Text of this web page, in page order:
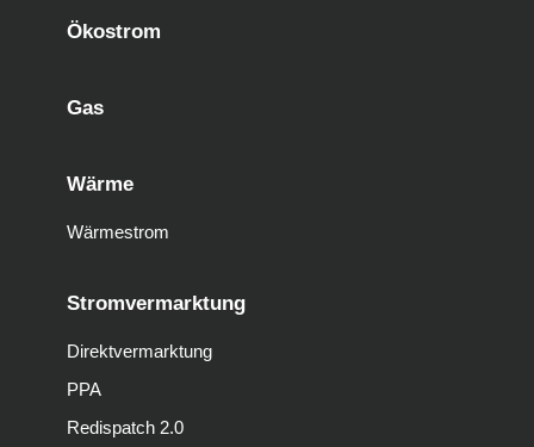
Ökostrom
Gas
Wärme
Wärmestrom
Stromvermarktung
Direktvermarktung
PPA
Redispatch 2.0